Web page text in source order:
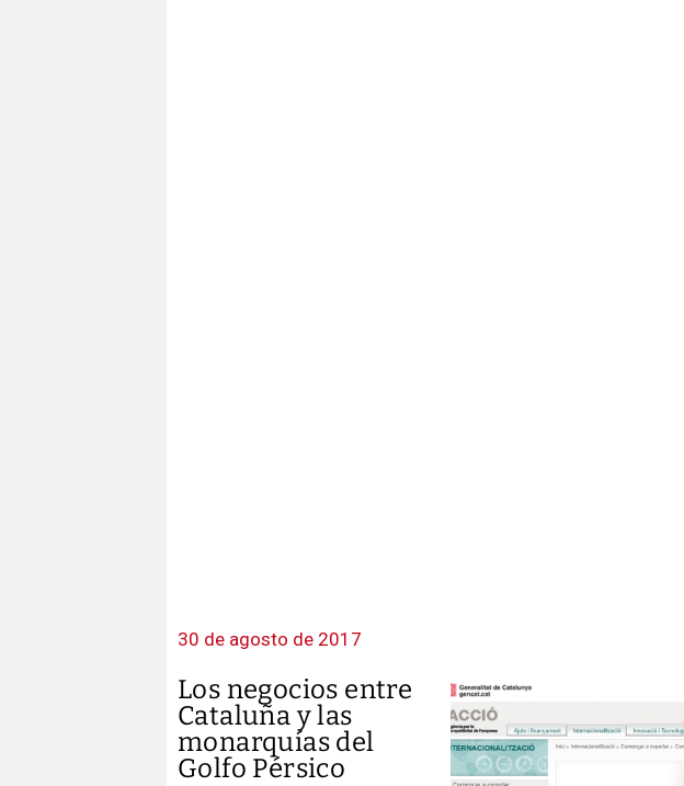
30 de agosto de 2017
Los negocios entre
Cataluña y las
monarquías del
Golfo Pérsico